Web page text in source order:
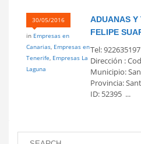
30/05/2016
in Empresas en
Canarias, Empresas en
Tenerife, Empresas La
Laguna
ADUANAS Y
FELIPE
Tel:
Dirección :
Municipio:
Provincia:
ID: 52395 ...